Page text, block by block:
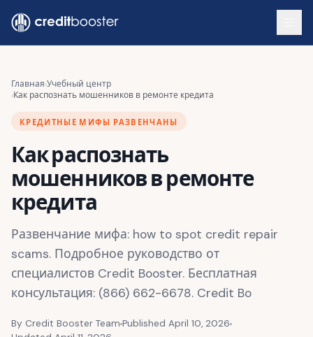
Главная›Учебный центр
›Как распознать мошенников в ремонте кредита
КРЕДИТНЫЕ МИФЫ РАЗВЕНЧАНЫ
Как распознать
мошенников в ремонте
кредита
Развенчание мифа: how to spot credit repair
scams. Подробное руководство от
специалистов Credit Booster. Бесплатная
консультация: (866) 662-6678. Credit Bo
By Credit Booster Team Published April 10, 2026